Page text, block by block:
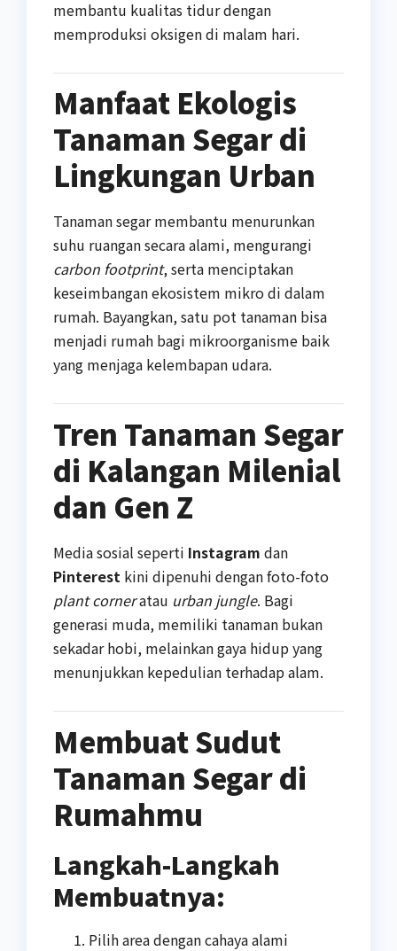
membantu kualitas tidur dengan
memproduksi oksigen di malam hari.
Manfaat Ekologis
Tanaman Segar di
Lingkungan Urban
Tanaman segar membantu menurunkan
suhu ruangan secara alami, mengurangi
carbon footprint, serta menciptakan
keseimbangan ekosistem mikro di dalam
rumah. Bayangkan, satu pot tanaman bisa
menjadi rumah bagi mikroorganisme baik
yang menjaga kelembapan udara.
Tren Tanaman Segar
di Kalangan Milenial
dan Gen Z
Media sosial seperti Instagram dan
Pinterest kini dipenuhi dengan foto-foto
plant corneratau urban jungle. Bagi
generasi muda, memiliki tanaman bukan
sekadar hobi, melainkan gaya hidup yang
menunjukkan kepedulian terhadap alam.
Membuat Sudut
Tanaman Segar di
Rumahmu
Langkah-Langkah
Membuatnya:
Pilih area dengan cahaya alami